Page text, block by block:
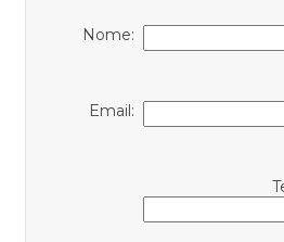
Nome:
Email: